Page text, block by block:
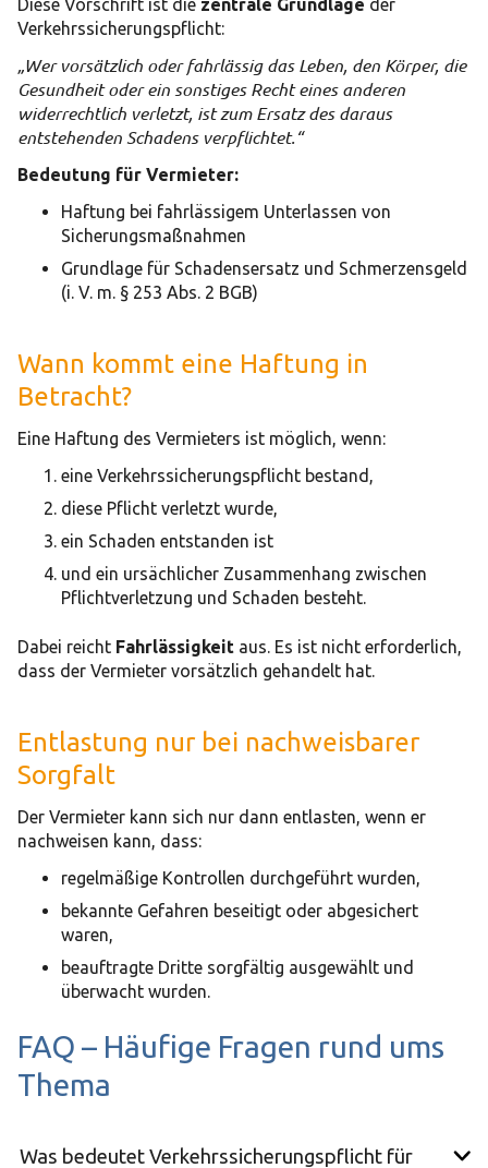
Diese Vorschrift ist die zentrale Grundlage der
Verkehrssicherungspflicht:
„Wer vorsätzlich oder fahrlässig das Leben, den Körper, die
Gesundheit oder ein sonstiges Recht eines anderen
widerrechtlich verletzt, ist zum Ersatz des daraus
entstehenden Schadens verpflichtet.“
Bedeutung für Vermieter:
Haftung bei fahrlässigem Unterlassen von
Sicherungsmaßnahmen
Grundlage für Schadensersatz und Schmerzensgeld
(i. V. m. § 253 Abs. 2 BGB)
Wann kommt eine Haftung in
Betracht?
Eine Haftung des Vermieters ist möglich, wenn:
eine Verkehrssicherungspflicht bestand,
diese Pflicht verletzt wurde,
ein Schaden entstanden ist
und ein ursächlicher Zusammenhang zwischen
Pflichtverletzung und Schaden besteht.
Dabei reicht Fahrlässigkeit aus. Es ist nicht erforderlich,
dass der Vermieter vorsätzlich gehandelt hat.
Entlastung nur bei nachweisbarer
Sorgfalt
Der Vermieter kann sich nur dann entlasten, wenn er
nachweisen kann, dass:
regelmäßige Kontrollen durchgeführt wurden,
bekannte Gefahren beseitigt oder abgesichert
waren,
beauftragte Dritte sorgfältig ausgewählt und
überwacht wurden.
FAQ – Häufige Fragen rund ums
Thema
Was bedeutet Verkehrssicherungspflicht für